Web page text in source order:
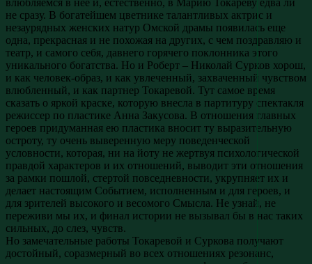
не сразу. В богатейшем цветнике талантливых актрис и
незаурядных женских натур Омской драмы появилась еще
одна, прекрасная и не похожая на других, с чем поздравляю и
театр, и самого себя, давнего горячего поклонника этого
уникального богатства. Но и Роберт – Николай Сурков хорош,
и как человек-образ, и как увлеченный, захваченный чувством
влюбленный, и как партнер Токаревой. Тут самое время
сказать о яркой краске, которую внесла в партитуру спектакля
режиссер по пластике Анна Закусова. В отношения главных
героев придуманная ею пластика вносит ту выразительную
остроту, ту очень выверенную меру поведенческой
условности, которая, ни на йоту не жертвуя психологической
правдой характеров и их отношений, выводит эти отношения
за рамки пошлой, стертой повседневности, укрупняет их и
делает настоящим Событием, исполненным и для героев, и
для зрителей высокого и весомого Смысла. Не узнай, не
переживи мы их, и финал истории не вызывал бы в нас таких
сильных, до слез, чувств.
Но замечательные работы Токаревой и Суркова получают
достойный, соразмерный во всех отношениях резонанс,